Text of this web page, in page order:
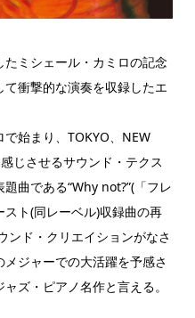
ミシェール・カミロの記念
衝撃的な演奏を収録したエ
始まり、TOKYO、NEW
じさせるサウンド・テクス
曲である“Why not?”(「フレ
ト(同レーベル)収録曲の再
ンド・クリエイションがなさ
ジャーでの大活躍を予感さ
ズ・ピアノ名作と言える。